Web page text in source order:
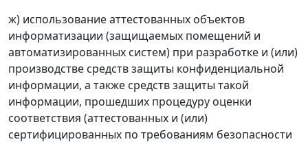
ж) использование аттестованных объектов
информатизации (защищаемых помещений и
автоматизированных систем) при разработке и (или)
производстве средств защиты конфиденциальной
информации, а также средств защиты такой
информации, прошедших процедуру оценки
соответствия (аттестованных и (или)
сертифицированных по требованиям безопасности